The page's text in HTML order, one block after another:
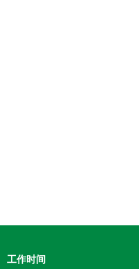
工作时间